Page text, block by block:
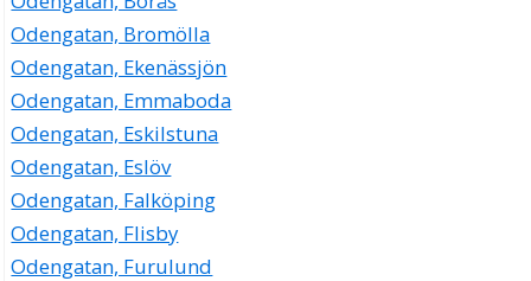
Odengatan, Bromölla
Odengatan, Ekenässjön
Odengatan, Emmaboda
Odengatan, Eskilstuna
Odengatan, Eslöv
Odengatan, Falköping
Odengatan, Flisby
Odengatan, Furulund